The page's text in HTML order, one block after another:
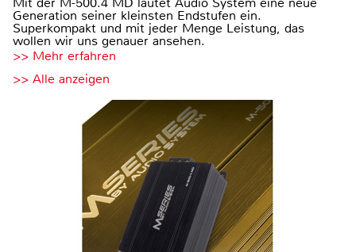
Generation seiner kleinsten Endstufen ein.
Superkompakt und mit jeder Menge Leistung, das
wollen wir uns genauer ansehen.
>> Mehr erfahren
>> Alle anzeigen